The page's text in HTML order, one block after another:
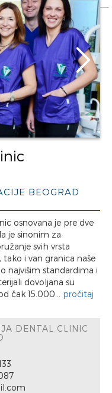
BEOGRAD
osnovana je pre dve
je sinonim za
svih vrsta
i van granica naše
najvišim standardima i
dovoljana su
čak 15.000... pročitaj
DENTAL CLINIC